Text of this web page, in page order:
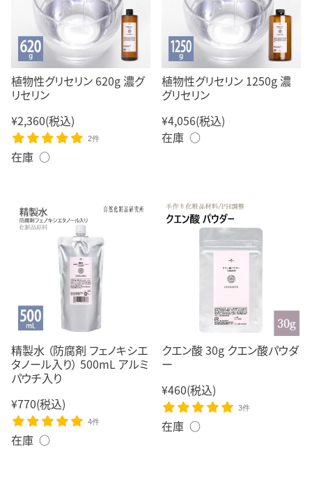
植物性グリセリン 620g 濃グ
リセリン
¥2,360(税込)
2件
在庫 ○
植物性グリセリン 1250g 濃
グリセリン
¥4,056(税込)
在庫 ○
精製水 （防腐剤 フェノキシエ
タノール入り） 500mL アルミ
パウチ入り
¥770(税込)
4件
在庫 ○
クエン酸 30g クエン酸パウダ
ー
¥460(税込)
3件
在庫 ○